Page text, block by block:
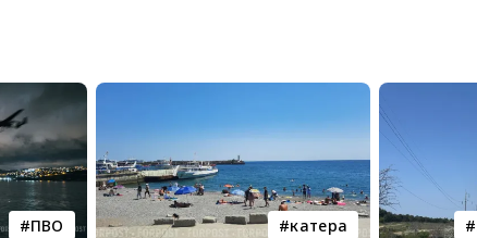
ПВО катера